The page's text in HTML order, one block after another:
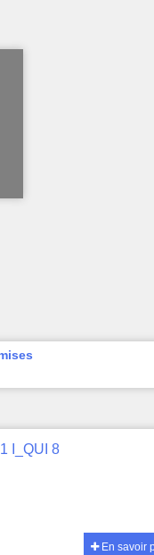
I_QUI 8
En savoir